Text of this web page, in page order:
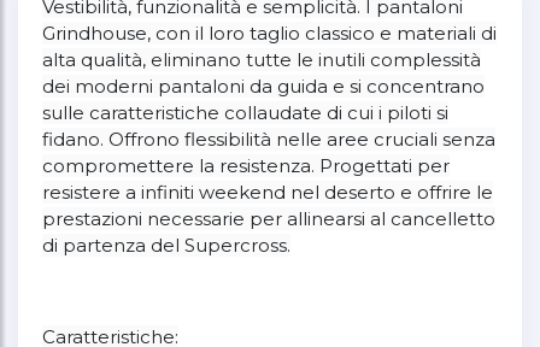
Vestibilità, funzionalità e semplicità. I pantaloni
Grindhouse, con il loro taglio classico e materiali di
alta qualità, eliminano tutte le inutili complessità
dei moderni pantaloni da guida e si concentrano
sulle caratteristiche collaudate di cui i piloti si
fidano. Offrono flessibilità nelle aree cruciali senza
compromettere la resistenza. Progettati per
resistere a infiniti weekend nel deserto e offrire le
prestazioni necessarie per allinearsi al cancelletto
di partenza del Supercross.
Caratteristiche: